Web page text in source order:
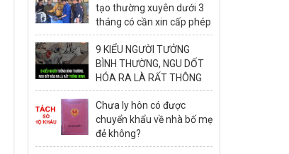
tạo thường xuyên dưới 3
tháng có cần xin cấp phép
hay không?
9 KIỂU NGƯỜI TƯỞNG
BÌNH THƯỜNG, NGU DỐT
HÓA RA LÀ RẤT THÔNG
MINH, ĐÁNG ĐỂ HỌC TẬP
Chưa ly hôn có được
chuyển khẩu về nhà bố mẹ
đẻ không?